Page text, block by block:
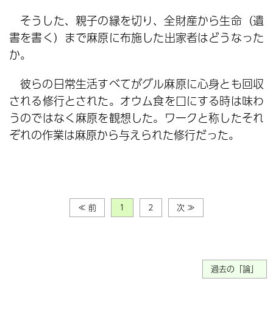
そうした、親子の縁を切り、全財産から生命（遺
書を書く）まで麻原に布施した出家者はどうなった
か。
彼らの日常生活すべてがグル麻原に心身とも回収
される修行とされた。オウム食を口にする時は味わ
うのではなく麻原を観想した。ワークと称したそれ
ぞれの作業は麻原から与えられた修行だった。
≪ 前 1 2 次 ≫
過去の「論」